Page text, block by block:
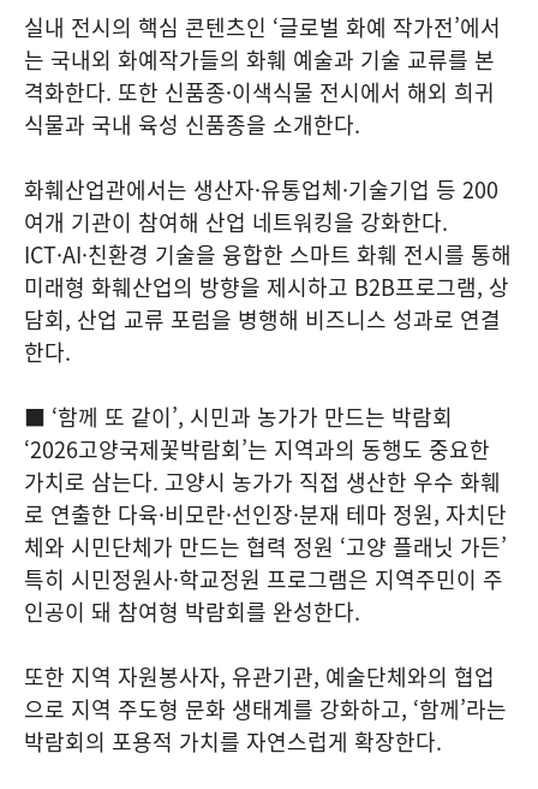
실내 전시의 핵심 콘텐츠인 ‘글로벌 화예 작가전’에서
는 국내외 화예작가들의 화훼 예술과 기술 교류를 본
격화한다. 또한 신품종·이색식물 전시에서 해외 희귀
식물과 국내 육성 신품종을 소개한다.
화훼산업관에서는 생산자·유통업체·기술기업 등 200
여개 기관이 참여해 산업 네트워킹을 강화한다.
ICT·AI·친환경 기술을 융합한 스마트 화훼 전시를 통해
미래형 화훼산업의 방향을 제시하고 B2B프로그램, 상
담회, 산업 교류 포럼을 병행해 비즈니스 성과로 연결
한다.
■ ‘함께 또 같이’, 시민과 농가가 만드는 박람회
‘2026고양국제꽃박람회’는 지역과의 동행도 중요한
가치로 삼는다. 고양시 농가가 직접 생산한 우수 화훼
로 연출한 다육·비모란·선인장·분재 테마 정원, 자치단
체와 시민단체가 만드는 협력 정원 ‘고양 플래닛 가든’
특히 시민정원사·학교정원 프로그램은 지역주민이 주
인공이 돼 참여형 박람회를 완성한다.
또한 지역 자원봉사자, 유관기관, 예술단체와의 협업
으로 지역 주도형 문화 생태계를 강화하고, ‘함께’라는
박람회의 포용적 가치를 자연스럽게 확장한다.